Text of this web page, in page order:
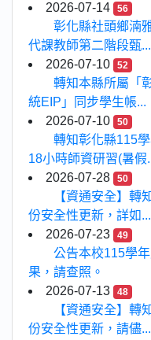
2026-07-14
56
彰化縣社頭鄉湳
代課教師第二階段甄...
2026-07-10
52
轉知本縣所屬「
統EIP」同步學生帳...
2026-07-10
50
轉知彰化縣115
18小時師資研習(暑假
2026-07-28
50
【資通安全】轉
份安全性更新，詳如...
2026-07-23
49
公告本校115學
果，請查照。
2026-07-13
48
【資通安全】轉
份安全性更新，請儘...